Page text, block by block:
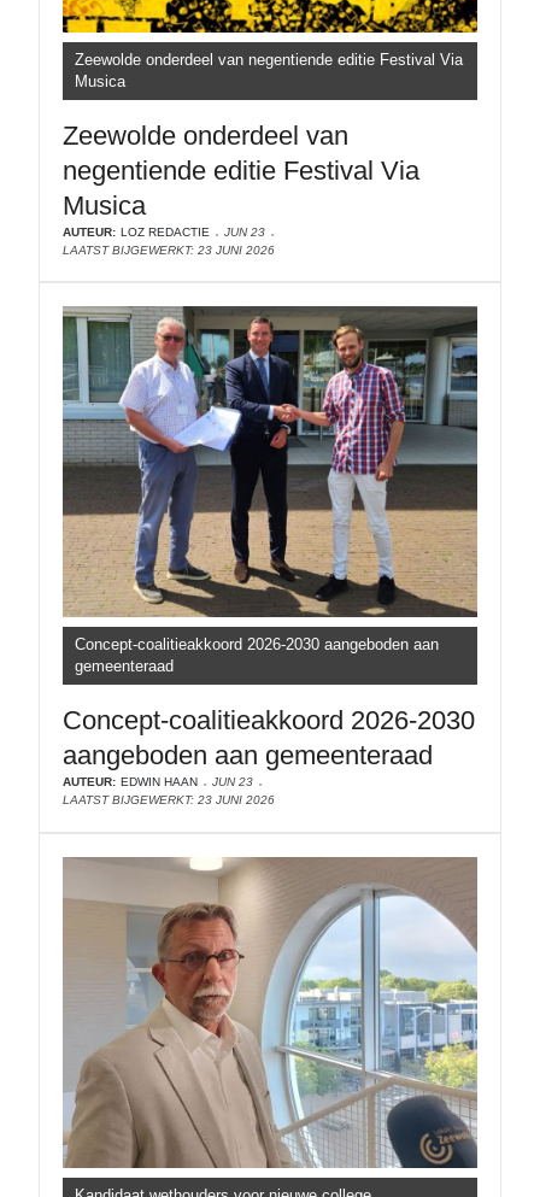
Zeewolde onderdeel van negentiende editie Festival Via
Musica
Zeewolde onderdeel van
negentiende editie Festival Via
Musica
AUTEUR: LOZ REDACTIE
JUN 23
LAATST BIJGEWERKT: 23 JUNI 2026
Concept-coalitieakkoord 2026-2030 aangeboden aan
gemeenteraad
Concept-coalitieakkoord 2026-2030
aangeboden aan gemeenteraad
AUTEUR: EDWIN HAAN
JUN 23
LAATST BIJGEWERKT: 23 JUNI 2026